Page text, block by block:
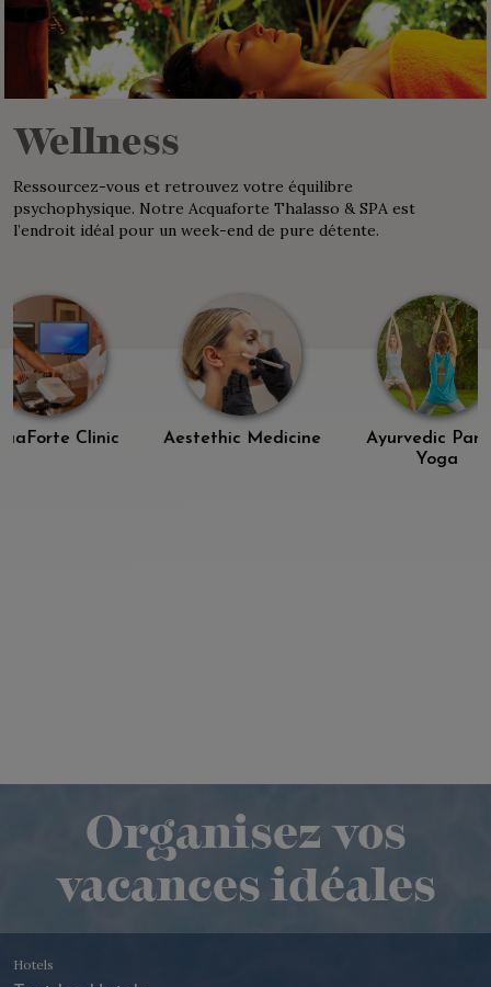
Wellness
Ressourcez-vous et retrouvez votre équilibre
psychophysique. Notre Acquaforte Thalasso & SPA est
l’endroit idéal pour un week-end de pure détente.
Clinic Aestethic Medicine
Ayurvedic Park &
Yoga
Organisez vos
vacances idéales
Hotels